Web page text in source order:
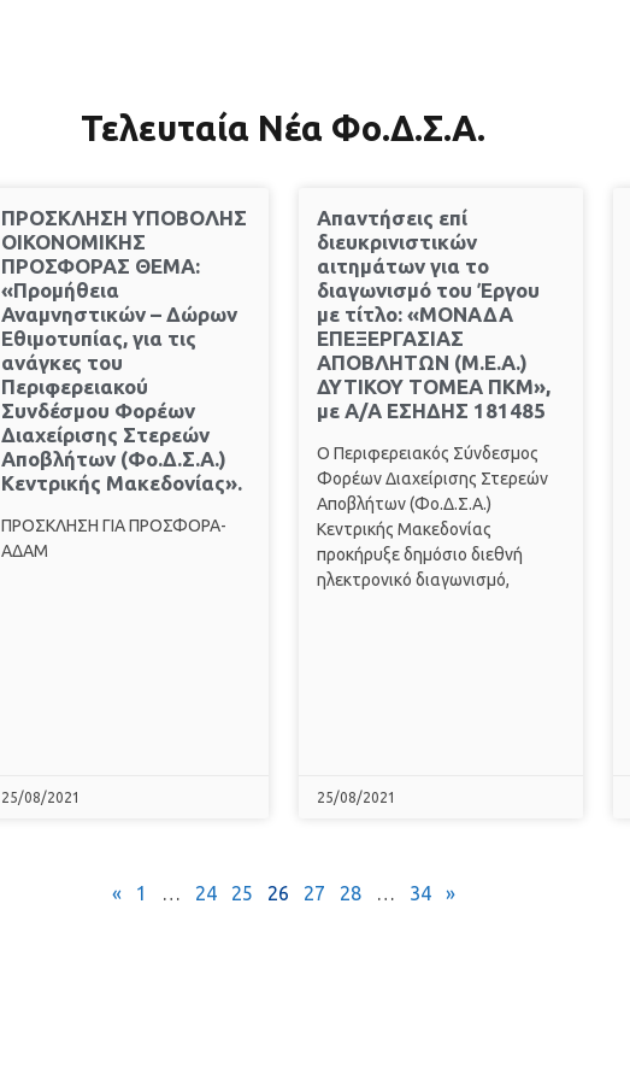
Τελευταία Νέα Φο.Δ.Σ.Α.
ΠΡΟΣΚΛΗΣΗ ΥΠΟΒΟΛΗΣ
ΟΙΚΟΝΟΜΙΚΗΣ
ΠΡΟΣΦΟΡΑΣ ΘΕΜΑ:
«Προμήθεια
Αναμνηστικών – Δώρων
Εθιμοτυπίας, για τις
ανάγκες του
Περιφερειακού
Συνδέσμου Φορέων
Διαχείρισης Στερεών
Αποβλήτων (Φο.Δ.Σ.Α.)
Κεντρικής Μακεδονίας».
ΠΡΟΣΚΛΗΣΗ ΓΙΑ ΠΡΟΣΦΟΡΑ-
ΑΔΑΜ
25/08/2021
Απαντήσεις επί
διευκρινιστικών
αιτημάτων για το
διαγωνισμό του Έργου
με τίτλο: «ΜΟΝΑΔΑ
ΕΠΕΞΕΡΓΑΣΙΑΣ
ΑΠΟΒΛΗΤΩΝ (Μ.Ε.Α.)
ΔΥΤΙΚΟΥ ΤΟΜΕΑ ΠΚΜ»,
με Α/Α ΕΣΗΔΗΣ 181485
Ο Περιφερειακός Σύνδεσμος
Φορέων Διαχείρισης Στερεών
Αποβλήτων (Φο.Δ.Σ.Α.)
Κεντρικής Μακεδονίας
προκήρυξε δημόσιο διεθνή
ηλεκτρονικό διαγωνισμό,
25/08/2021
« 1 … 24 25 26 27 28 … 34 »